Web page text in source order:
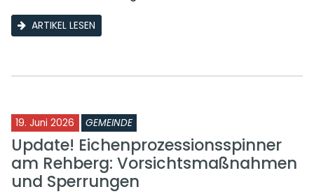
ARTIKEL LESEN
19. Juni 2026 GEMEINDE
Update! Eichenprozessionsspinner
am Rehberg: Vorsichtsmaßnahmen
und Sperrungen